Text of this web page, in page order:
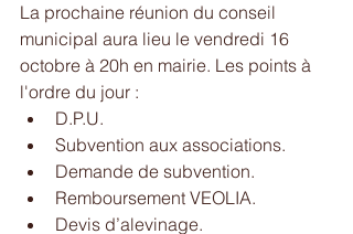
La prochaine réunion du conseil
municipal aura lieu le vendredi 16
octobre à 20h en mairie. Les points à
l'ordre du jour :
D.P.U.
Subvention aux associations.
Demande de subvention.
Remboursement VEOLIA.
Devis d’alevinage.